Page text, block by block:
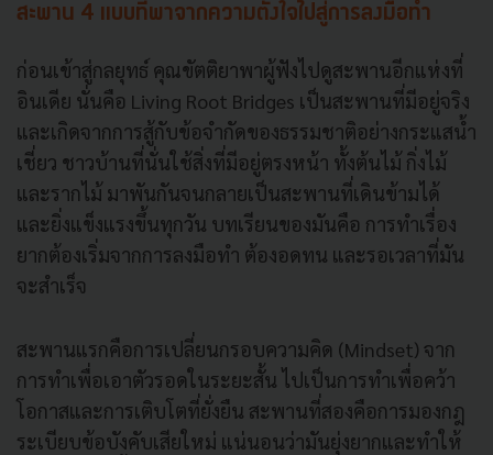
สะพาน 4 แบบที่พาจากความตั้งใจไปสู่การลงมือทำ
ก่อนเข้าสู่กลยุทธ์ คุณขัตติยาพาผู้ฟังไปดูสะพานอีกแห่งที่
อินเดีย นั่นคือ Living Root Bridges เป็นสะพานที่มีอยู่จริง
และเกิดจากการสู้กับข้อจำกัดของธรรมชาติอย่างกระแสน้ำ
เชี่ยว ชาวบ้านที่นั่นใช้สิ่งที่มีอยู่ตรงหน้า ทั้งต้นไม้ กิ่งไม้
และรากไม้ มาพันกันจนกลายเป็นสะพานที่เดินข้ามได้
และยิ่งแข็งแรงขึ้นทุกวัน บทเรียนของมันคือ การทำเรื่อง
ยากต้องเริ่มจากการลงมือทำ ต้องอดทน และรอเวลาที่มัน
จะสำเร็จ
สะพานแรกคือการเปลี่ยนกรอบความคิด (Mindset) จาก
การทำเพื่อเอาตัวรอดในระยะสั้น ไปเป็นการทำเพื่อคว้า
โอกาสและการเติบโตที่ยั่งยืน สะพานที่สองคือการมองกฎ
ระเบียบข้อบังคับเสียใหม่ แน่นอนว่ามันยุ่งยากและทำให้